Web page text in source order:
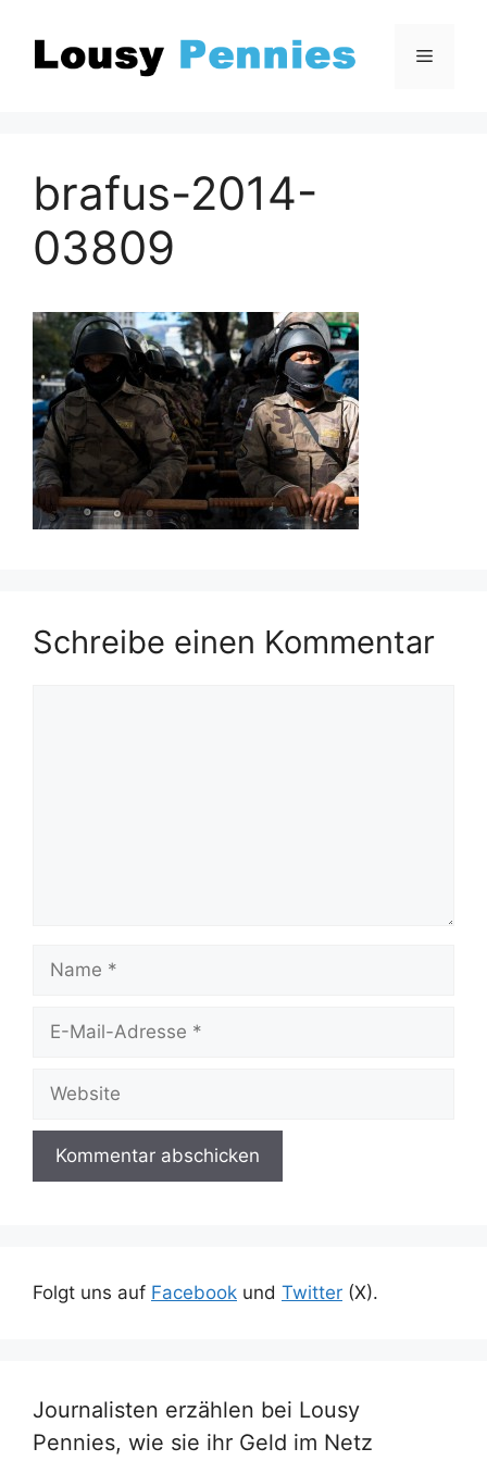
Inhalt
springen
Menü
brafus-2014-
03809
Schreibe einen Kommentar
Name
Website
Folgt uns auf Facebook und Twitter (X).
Journalisten erzählen bei Lousy
Pennies, wie sie ihr Geld im Netz